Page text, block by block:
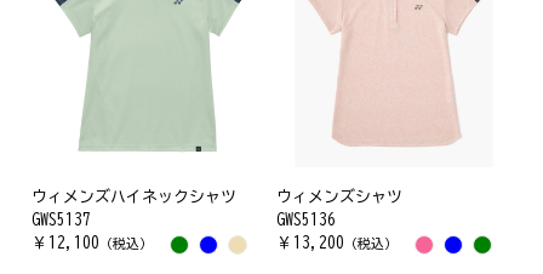
ウィメンズハイネックシャツ
GWS5137
￥ 12,100 （税込）
ウィメンズシャツ
GWS5136
￥ 13,200 （税込）